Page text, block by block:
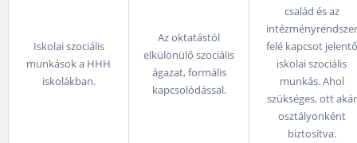
Iskolai szociális
munkások a HHH
iskolákban.
Az oktatástól
elkülönülő szociális
ágazat, formális
kapcsolódással.
család és az
intézményrendszer
felé kapcsot jelentő
iskolai szociális
munkás. Ahol
szükséges, ott akár
osztályonként
biztosítva.